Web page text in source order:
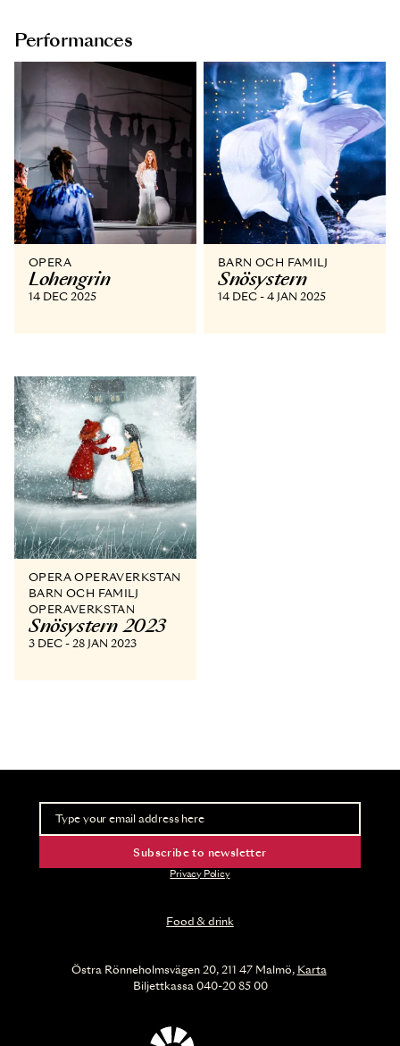
Performances
OPERA
Lohengrin
14 DEC 2025
BARN OCH FAMILJ
Snösystern
14 DEC - 4 JAN 2025
OPERA OPERAVERKSTAN
BARN OCH FAMILJ
OPERAVERKSTAN
Snösystern 2023
3 DEC - 28 JAN 2023
Food & drink
Newsletter
Take part of advance information and ticket
Subscribe to newsletter
Privacy Policy
Östra Rönneholmsvägen 20, 211 47 Malmö, Karta
Biljettkassa 040-20 85 00